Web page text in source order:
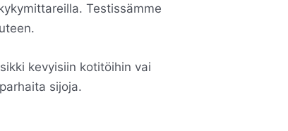
Testissämme
kevyisiin kotitöihin vai
sijoja.